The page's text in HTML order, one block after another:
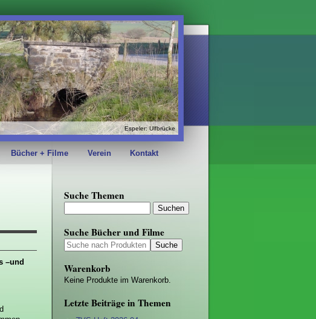
Espeler: Ulfbrücke
Bücher + Filme Verein Kontakt
–und
Suche Themen
Suche Bücher und Filme
Warenkorb
Keine Produkte im Warenkorb.
Letzte Beiträge in Themen